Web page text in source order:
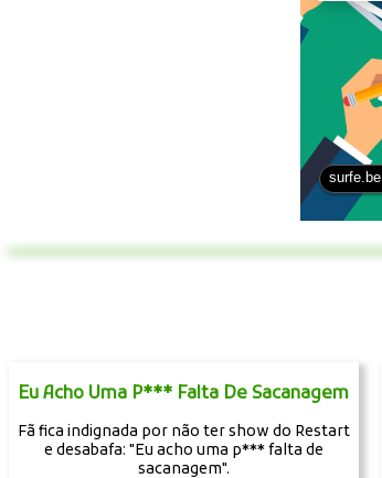
surfe.be
Eu Acho Uma P*** Falta De Sacanagem
Fã fica indignada por não ter show do Restart
e desabafa: "Eu acho uma p*** falta de
sacanagem".